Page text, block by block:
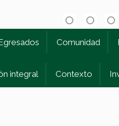
1 2 3
Comunidad
integral Contexto